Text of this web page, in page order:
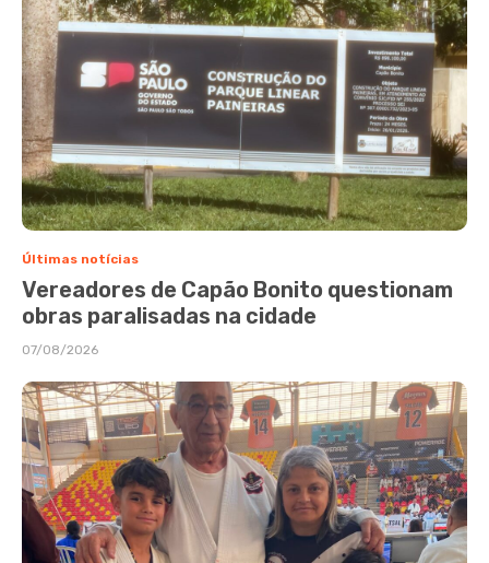
Últimas notícias
Vereadores de Capão Bonito questionam
obras paralisadas na cidade
07/08/2026